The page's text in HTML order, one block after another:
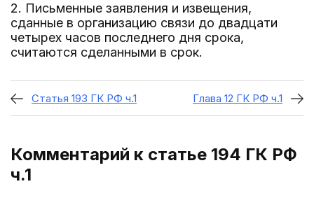
2. Письменные заявления и извещения,
сданные в организацию связи до двадцати
четырех часов последнего дня срока,
считаются сделанными в срок.
Статья 193 ГК РФ ч.1 Глава 12 ГК РФ ч.1
Комментарий к статье 194 ГК РФ
ч.1